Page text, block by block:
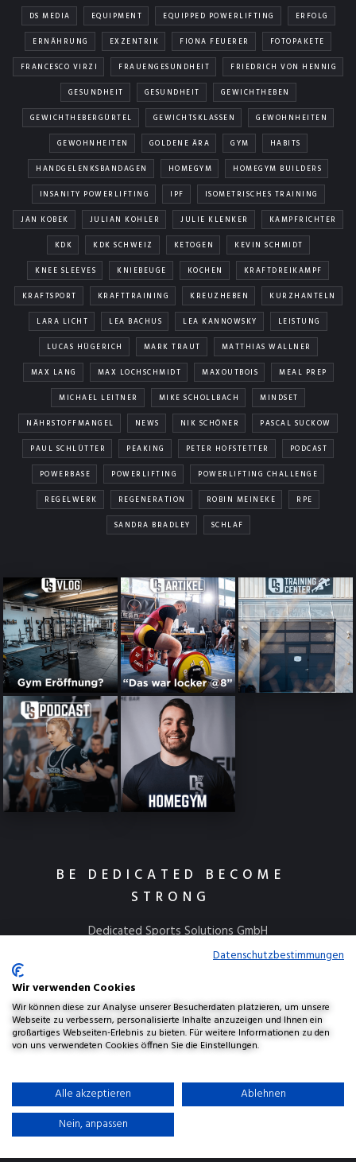
DS MEDIA EQUIPMENT EQUIPPED POWERLIFTING ERFOLG
ERNÄHRUNG EXZENTRIK FIONA FEUERER FOTOPAKETE
FRANCESCO VIRZI FRAUENGESUNDHEIT FRIEDRICH VON HENNIG
GESUNDHEIT GESUNDHEIT GEWICHTHEBEN
GEWICHTHEBERGÜRTEL GEWICHTSKLASSEN GEWOHNHEITEN
GEWOHNHEITEN GOLDENE ÄRA GYM HABITS
HANDGELENKSBANDAGEN HOMEGYM HOMEGYM BUILDERS
INSANITY POWERLIFTING IPF ISOMETRISCHES TRAINING
JAN KOBEK JULIAN KOHLER JULIE KLENKER KAMPFRICHTER
KDK KDK SCHWEIZ KETOGEN KEVIN SCHMIDT
KNEE SLEEVES KNIEBEUGE KOCHEN KRAFTDREIKAMPF
KRAFTSPORT KRAFTTRAINING KREUZHEBEN KURZHANTELN
LARA LICHT LEA BACHUS LEA KANNOWSKY LEISTUNG
LUCAS HÜGERICH MARK TRAUT MATTHIAS WALLNER
MAX LANG MAX LOCHSCHMIDT MAXOUTBOIS MEAL PREP
MICHAEL LEITNER MIKE SCHOLLBACH MINDSET
NÄHRSTOFFMANGEL NEWS NIK SCHÖNER PASCAL SUCKOW
PAUL SCHLÜTTER PEAKING PETER HOFSTETTER PODCAST
POWERBASE POWERLIFTING POWERLIFTING CHALLENGE
REGELWERK REGENERATION ROBIN MEINEKE RPE
SANDRA BRADLEY SCHLAF
BE DEDICATED BECOME
STRONG
Dedicated Sports Solutions GmbH
Kulmbacher Straße 115
95445 Bayreuth
Versand & Lieferung
Haftungsausschluss
Datenschutzbestimmungen
Wir verwenden Cookies
Wir können diese zur Analyse unserer Besucherdaten platzieren, um unsere
Webseite zu verbessern, personalisierte Inhalte anzuzeigen und Ihnen ein
großartiges Webseiten-Erlebnis zu bieten. Für weitere Informationen zu den
von uns verwendeten Cookies öffnen Sie die Einstellungen.
Alle akzeptieren
Ablehnen
Nein, anpassen